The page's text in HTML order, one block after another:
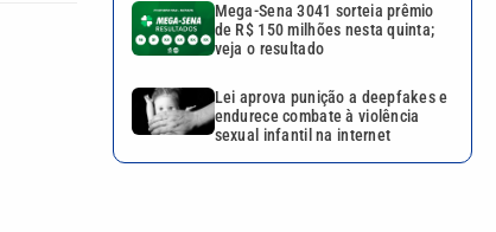
Mega-Sena 3041 sorteia prêmio
de R$ 150 milhões nesta quinta;
veja o resultado
Lei aprova punição a deepfakes e
endurece combate à violência
sexual infantil na internet